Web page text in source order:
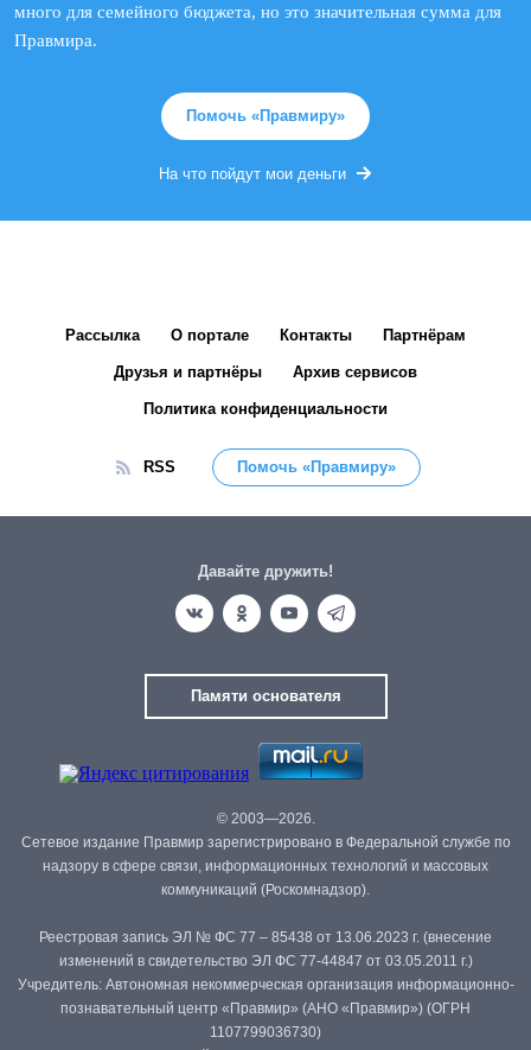
много для семейного бюджета, но это значительная сумма для
Правмира.
Помочь «Правмиру»
На что пойдут мои деньги
Рассылка О портале Контакты Партнёрам
Друзья и партнёры Архив сервисов
Политика конфиденциальности
RSS Помочь «Правмиру»
Давайте дружить!
Памяти основателя
© 2003—2026.
Сетевое издание Правмир зарегистрировано в Федеральной службе по
надзору в сфере связи, информационных технологий и массовых
коммуникаций (Роскомнадзор).
Реестровая запись ЭЛ № ФС 77 – 85438 от 13.06.2023 г. (внесение
изменений в свидетельство ЭЛ ФС 77-44847 от 03.05.2011 г.)
Учредитель: Автономная некоммерческая организация информационно-
познавательный центр «Правмир» (АНО «Правмир») (ОГРН
1107799036730)